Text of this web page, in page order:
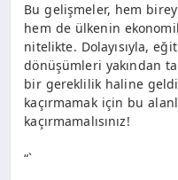
Bu gelişmeler, hem
hem de ülkenin
nitelikte. Dolayısıyla,
dönüşümleri yakından
bir gereklilik haline
kaçırmamak için bu
kaçırmamalısınız!
“`